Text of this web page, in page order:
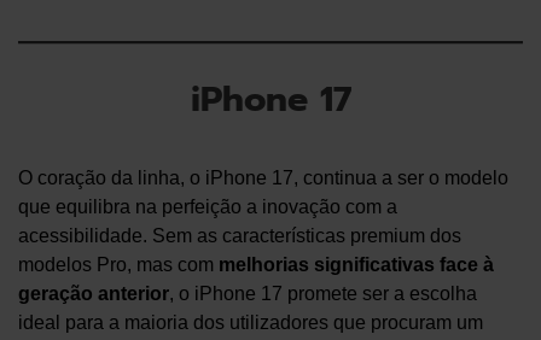
iPhone 17
O coração da linha, o iPhone 17, continua a ser o modelo
que equilibra na perfeição a inovação com a
acessibilidade. Sem as características premium dos
modelos Pro, mas com melhorias significativas face à
geração anterior, o iPhone 17 promete ser a escolha
ideal para a maioria dos utilizadores que procuram um